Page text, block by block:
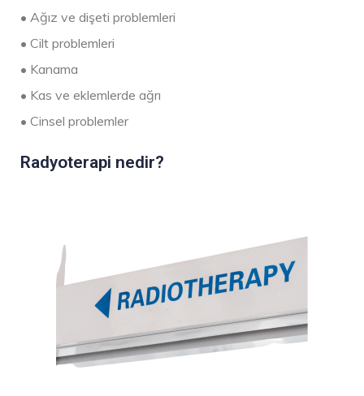
• Ağız ve dişeti problemleri
• Cilt problemleri
• Kanama
• Kas ve eklemlerde ağrı
• Cinsel problemler
Radyoterapi nedir?